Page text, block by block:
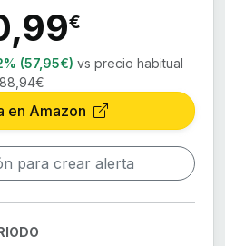
€
(57,95€) vs precio habitual
88,94€
en Amazon
para crear alerta